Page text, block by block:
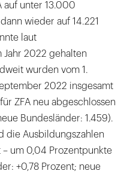
auf unter 13.000
wieder auf 14.221
laut
Jahr 2022 gehalten
wurden vom 1.
2022 insgesamt
ZFA neu abgeschlossen
Bundesländer: 1.459).
die Ausbildungszahlen
um 0,04 Prozentpunkte
+0,78 Prozent; neue